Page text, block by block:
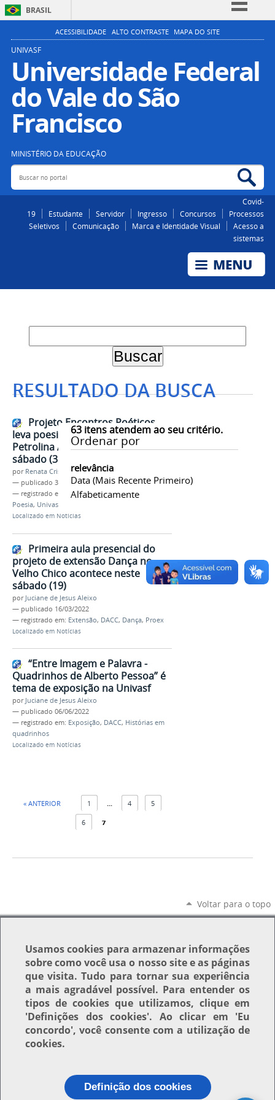
BRASIL
Simplifique!
Participe
Acesso à informação
Legislação
ACESSIBILIDADE ALTO CONTRASTE MAPA DO SITE
UNIVASF
Universidade Federal
do Vale do São
Francisco
MINISTÉRIO DA EDUCAÇÃO
Buscar no portal
Covid-
19
Estudante Servidor Ingresso Concursos
Processos
Seletivos
Comunicação Marca e Identidade Visual
Acesso a
sistemas
RESULTADO DA BUSCA
63itens atendem ao seu critério.
Ordenar por
relevância
Data (mais Recente Primeiro)
Alfabeticamente
Projeto Encontros Poéticos
leva poesia, música e teatro à
Petrolina Antiga nesta sexta (30) e
sábado (31)
por Renata Cristina de Sá Barreto Freitas
— publicado 30/08/2024
— registrado em:
DACC,Proex,Arte,Cultura
Poesia, Univasf 20 Anos
Localizado em Notícias
Primeira aula presencial do
projeto de extensão Dança no
Velho Chico acontece neste
sábado (19)
por Juciane de Jesus Aleixo
— publicado 16/03/2022
— registrado em: Extensão, DACC, Dança, Proex
Localizado em Notícias
“Entre Imagem e Palavra -
Quadrinhos de Alberto Pessoa” é
tema de exposição na Univasf
por Juciane de Jesus Aleixo
— publicado 06/06/2022
— registrado em: Exposição, DACC, Histórias em
quadrinhos
Localizado em Notícias
« ANTERIOR 1 ... 4 5
6 7
Voltar para o topo
Usamoscookies para armazenar informações
sobre como você usa o nosso site e as páginas
que visita. Tudo para tornar sua experiência
a mais agradável possível. Para entender os
tipos de cookies que utilizamos, clique em
'Definições dos cookies'. Ao clicar em 'Eu
concordo', você consente com a utilização de
cookies.